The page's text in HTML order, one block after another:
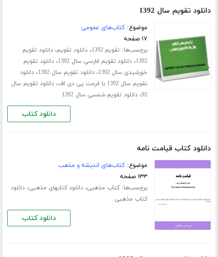
دانلود تقویم سال 1392
موضوع:کتاب‌های عمومی
۱۷ صفحه
برچسب‌ها: تقویم 1392 ،دانلود تقویم،دانلود تقویم
1392،دانلود تقویم فارسی سال 1392 ،دانلود تقویم
خورشیدی سال 1392
،دانلود تقویم سال 1392 ،دانلود
تقویم سال 1392 با فرمت پی دی اف
،دانلود تقویم سال
92،دانلود تقویم شمسی سال 1392
دانلود کتاب
دانلود کتاب قیامت نامه
موضوع:کتاب‌های اندیشه و مذهب
۱۳۳ صفحه
برچسب‌ها:کتاب مذهبی،دانلود کتابهای مذهبی،دانلود
کتاب مذهبی
دانلود کتاب